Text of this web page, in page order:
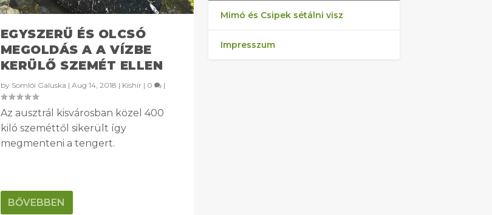
EGYSZERŰ ÉS OLCSÓ
MEGOLDÁS A A VÍZBE
KERÜLŐ SZEMÉT ELLEN
by Somlói Galuska | Aug 14, 2018 | Kishír| 0 |
Az ausztrál kisvárosban közel 400
kiló szeméttől sikerült így
megmenteni a tengert.
BŐVEBBEN
Mimó és Csipek sétálni visz
Impresszum